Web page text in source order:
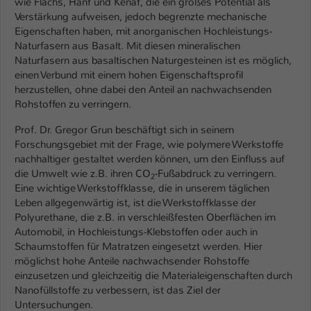
Verstärkung aufweisen, jedoch begrenzte mechanische
Eigenschaften haben, mit anorganischen Hochleistungs-
Naturfasern aus Basalt. Mit diesen mineralischen
Naturfasern aus basaltischen Naturgesteinen ist es möglich,
einen Verbund mit einem hohen Eigenschaftsprofil
herzustellen, ohne dabei den Anteil an nachwachsenden
Rohstoffen zu verringern.
Prof. Dr. Gregor Grun beschäftigt sich in seinem
Forschungsgebiet mit der Frage, wie polymere Werkstoffe
nachhaltiger gestaltet werden können, um den Einfluss auf
die Umwelt wie z.B. ihren CO2-Fußabdruck zu verringern.
Eine wichtige Werkstoffklasse, die in unserem täglichen
Leben allgegenwärtig ist, ist die Werkstoffklasse der
Polyurethane, die z.B. in verschleißfesten Oberflächen im
Automobil, in Hochleistungs-Klebstoffen oder auch in
Schaumstoffen für Matratzen eingesetzt werden. Hier
möglichst hohe Anteile nachwachsender Rohstoffe
einzusetzen und gleichzeitig die Materialeigenschaften durch
Nanofüllstoffe zu verbessern, ist das Ziel der
Untersuchungen.
Zweck
Einstellungen. Unter anderem eine zufällig
generierte ID, für die historische
Speicherung Ihrer vorgenommen
Einstellungen, falls der Webseiten-
Betreiber dies eingestellt hat.
Name fe_typo_user / PHPSESSID
Anbieter TYPO3
Laufzeit 1 Woche
Zweck
Dieses Cookie ist ein Standard-Session-
Cookie von TYPO3. Es speichert im Fall
eines Intranet-Logins die Session-ID. So
kann der eingeloggte Benutzer
wiedererkannt werden und es wird ihm
Zugang zu geschützten Bereichen
gewährt.